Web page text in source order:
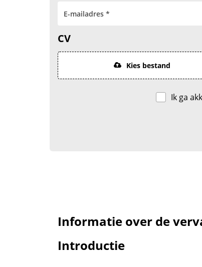
CV
Kies bestand
Ik ga
Informatie over de
Introductie